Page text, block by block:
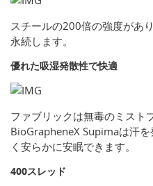
スチールの200倍の強度があ
永続します。
優れた吸湿発散性で快適
ファブリックは無毒のミスト
BioGrapheneX Supimaは汗
く安らかに安眠できます。
400スレッド